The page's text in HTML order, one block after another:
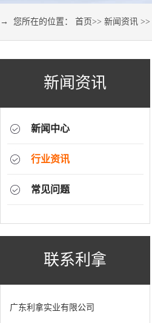
→ 您所在的位置： 首页>> 新闻资讯 >>
新闻资讯
新闻中心
行业资讯
常见问题
联系利拿
广东利拿实业有限公司